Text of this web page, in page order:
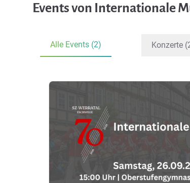
Events von Internationale
Alle Events (2) Konzerte